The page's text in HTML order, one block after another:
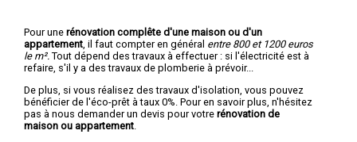
Pour une rénovation complête d'une maison ou d'un
appartement , il faut compter en général entre 800 et 1200 euros
le m². Tout dépend des travaux à effectuer : si l'électricité est à
refaire, s'il y a des travaux de plomberie à prévoir...
De plus, si vous réalisez des travaux d'isolation, vous pouvez
bénéficier de l'éco-prêt à taux 0%. Pour en savoir plus, n'hésitez
pas à nous demander un devis pour votre rénovation de
maison ou appartement